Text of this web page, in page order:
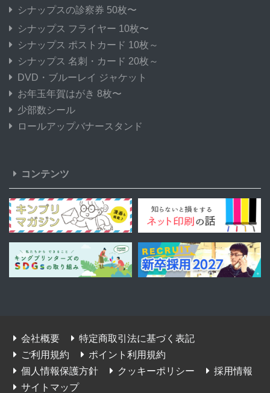
シナップスの診察券 50枚〜
シナップス フライヤー 10枚〜
シナップス ポストカード 10枚～
シナップス 名刺・カード 20枚～
DVD・ブルーレイ ジャケット
お年玉年賀はがき 8枚〜
少部数シール
ロールアップバナースタンド
コンテンツ
会社概要
特定商取引法に基づく表記
ご利用規約
ポイント利用規約
個人情報保護方針
クッキーポリシー
採用情報
サイトマップ